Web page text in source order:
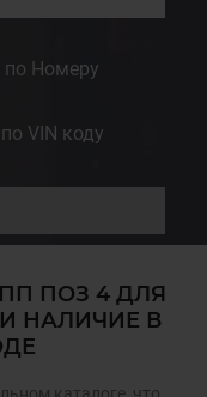
по Номеру
по VIN коду
ПОЗ 4 ДЛЯ
НАЛИЧИЕ В